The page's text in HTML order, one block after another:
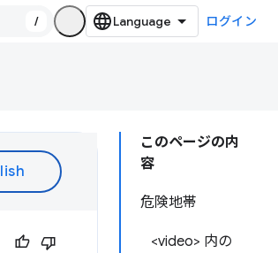
/ ログイン
このページの内
容
危険地帯
<video> 内の